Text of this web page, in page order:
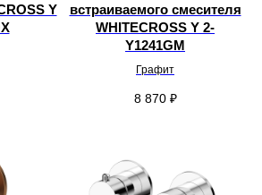
Y
встраиваемого смесителя
WHITECROSS Y 2-
Y1241GM
Графит
8 870 ₽